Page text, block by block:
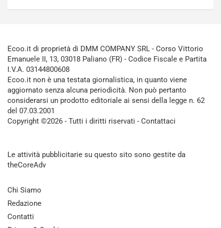
Ecoo.it di proprietà di DMM COMPANY SRL - Corso Vittorio
Emanuele II, 13, 03018 Paliano (FR) - Codice Fiscale e Partita
I.V.A. 03144800608
Ecoo.it non è una testata giornalistica, in quanto viene
aggiornato senza alcuna periodicità. Non può pertanto
considerarsi un prodotto editoriale ai sensi della legge n. 62
del 07.03.2001
Copyright ©2026 - Tutti i diritti riservati - Contattaci
Le attività pubblicitarie su questo sito sono gestite da
theCoreAdv
Chi Siamo
Redazione
Contatti